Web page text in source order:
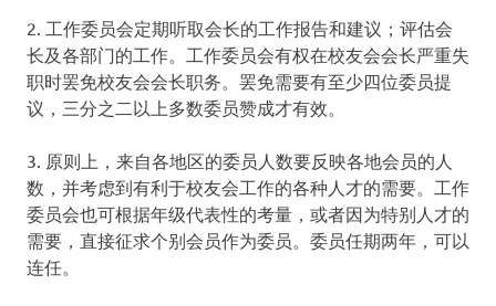
2. 工作委员会定期听取会长的工作报告和建议；评估会
长及各部门的工作。工作委员会有权在校友会会长严重失
职时罢免校友会会长职务。罢免需要有至少四位委员提
议，三分之二以上多数委员赞成才有效。
3. 原则上，来自各地区的委员人数要反映各地会员的人
数，并考虑到有利于校友会工作的各种人才的需要。工作
委员会也可根据年级代表性的考量，或者因为特别人才的
需要，直接征求个别会员作为委员。委员任期两年，可以
连任。